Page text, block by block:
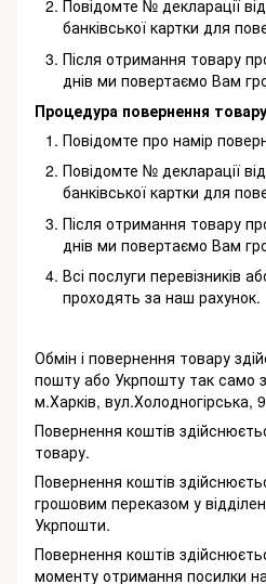
Повідомте № декларації
банківської картки для
Після отримання товару
днів ми повертаємо Вам
Процедура повернення
Повідомте про намір
Повідомте № декларації
банківської картки для
Після отримання товару
днів ми повертаємо Вам
Всі послуги перевізників
проходять за наш рахунок.
Обмін і повернення товару
пошту або Укрпошту так само
м.Харків, вул.Холодногірська, 9
Повернення коштів
товару.
Повернення коштів
грошовим переказом у
Укрпошти.
Повернення коштів
моменту отримання посилки на